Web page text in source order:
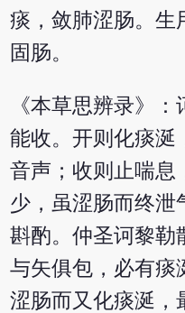
痰，敛肺涩肠。生
固肠。
《本草思辨录》
能收。开则化痰涎
音声；收则止喘息
少，虽涩肠而终泄
斟酌。仲圣诃黎勒
与矢俱包，必有痰
涩肠而又化痰涎，